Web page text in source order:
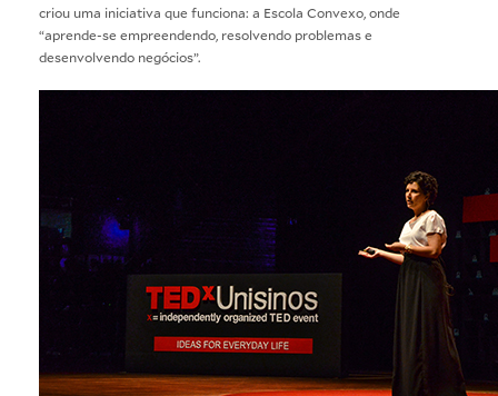
criou uma iniciativa que funciona: a Escola Convexo, onde
“aprende-se empreendendo, resolvendo problemas e
desenvolvendo negócios”.